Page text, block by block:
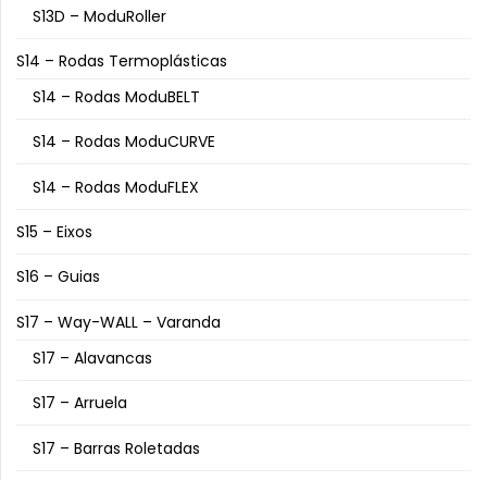
S13D – ModuRoller
S14 – Rodas Termoplásticas
S14 – Rodas ModuBELT
S14 – Rodas ModuCURVE
S14 – Rodas ModuFLEX
S15 – Eixos
S16 – Guias
S17 – Way-WALL – Varanda
S17 – Alavancas
S17 – Arruela
S17 – Barras Roletadas